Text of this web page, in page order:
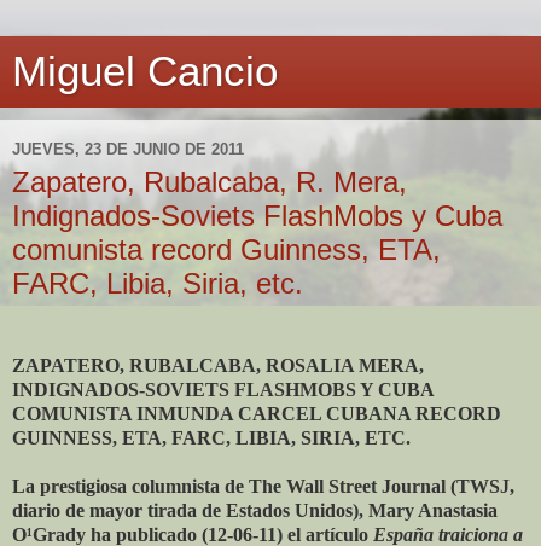
Miguel Cancio
JUEVES, 23 DE JUNIO DE 2011
Zapatero, Rubalcaba, R. Mera,
Indignados-Soviets FlashMobs y Cuba
comunista record Guinness, ETA,
FARC, Libia, Siria, etc.
ZAPATERO, RUBALCABA, ROSALIA MERA,
INDIGNADOS-SOVIETS FLASHMOBS Y CUBA
COMUNISTA INMUNDA CARCEL CUBANA RECORD
GUINNESS, ETA, FARC, LIBIA, SIRIA, ETC.
La prestigiosa columnista de The Wall Street Journal (TWSJ,
diario de mayor tirada de Estados Unidos), Mary Anastasia
O¹Grady ha publicado (12-06-11) el artículo España traiciona a